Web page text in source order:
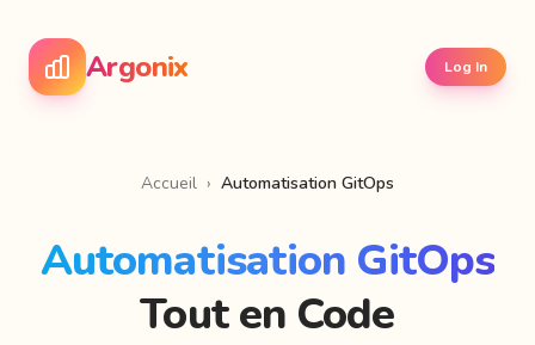
Argonix Log In
Accueil › Automatisation GitOps
Automatisation GitOps
Tout en Code